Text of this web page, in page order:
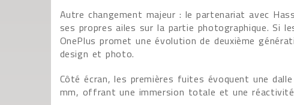
Autre changement majeur : le partenariat avec
ses propres ailes sur la partie photographique. Si
OnePlus promet une évolution de deuxième
design et photo.
Côté écran, les premières fuites évoquent une
mm, offrant une immersion totale et une